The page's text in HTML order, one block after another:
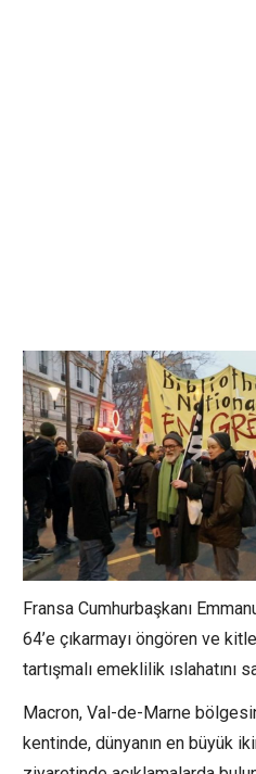
Fransa Cumhurbaşkanı
64’e çıkarmayı öngören ve
tartışmalı emeklilik ıslahatını
Macron, Val-de-Marne
kentinde, dünyanın en büyük